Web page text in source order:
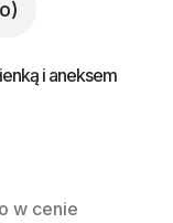
i aneksem
w cenie